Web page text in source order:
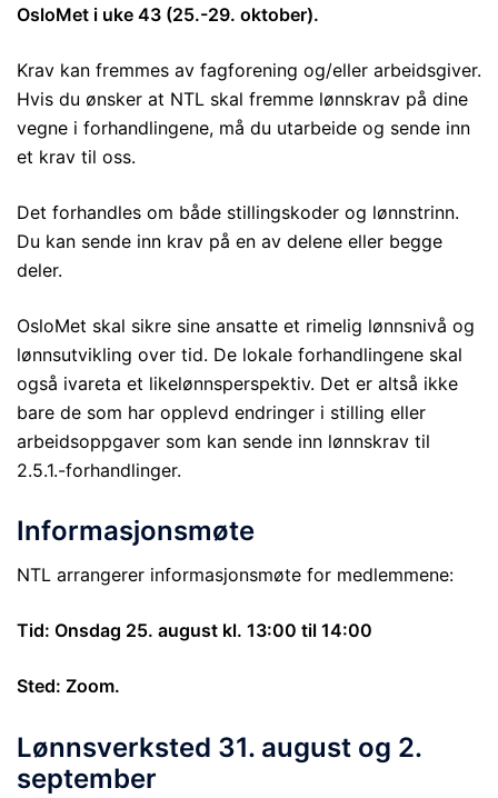
OsloMet i uke 43 (25.-29. oktober).
Krav kan fremmes av fagforening og/eller arbeidsgiver.
Hvis du ønsker at NTL skal fremme lønnskrav på dine
vegne i forhandlingene, må du utarbeide og sende inn
et krav til oss.
Det forhandles om både stillingskoder og lønnstrinn.
Du kan sende inn krav på en av delene eller begge
deler.
OsloMet skal sikre sine ansatte et rimelig lønnsnivå og
lønnsutvikling over tid. De lokale forhandlingene skal
også ivareta et likelønnsperspektiv. Det er altså ikke
bare de som har opplevd endringer i stilling eller
arbeidsoppgaver som kan sende inn lønnskrav til
2.5.1.-forhandlinger.
Informasjonsmøte
NTL arrangerer informasjonsmøte for medlemmene:
Tid: Onsdag 25. august kl. 13:00 til 14:00
Sted: Zoom.
Lønnsverksted 31. august og 2.
september